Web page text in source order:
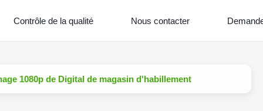
Contrôle de la qualité Nous contacter
1080p de Digital de magasin d'habillement